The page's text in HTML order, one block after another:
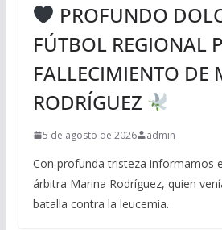
PROFUNDO
FÚTBOL REGIONAL
FALLECIMIENTO DE
RODRÍGUEZ
5 de agosto de 2026 admin
Con profunda tristeza informamos
árbitra Marina Rodríguez, quien
batalla contra la leucemia.